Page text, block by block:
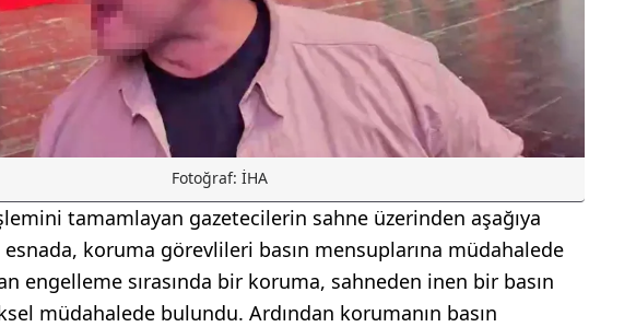
Fotoğraf: İHA
tamamlayan gazetecilerin sahne üzerinden aşağıya
esnada, koruma görevlileri basın mensuplarına müdahalede
engelleme sırasında bir koruma, sahneden inen bir basın
müdahalede bulundu. Ardından korumanın basın